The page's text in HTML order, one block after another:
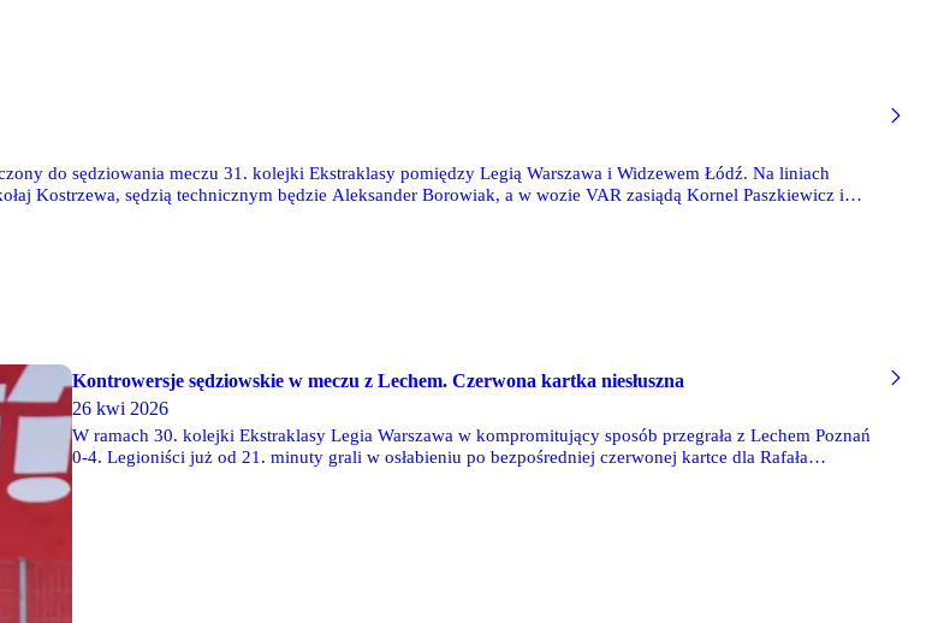
do sędziowania meczu 31. kolejki Ekstraklasy pomiędzy Legią Warszawa i Widzewem Łódź. Na liniach
Kostrzewa, sędzią technicznym będzie Aleksander Borowiak, a w wozie VAR zasiądą Kornel Paszkiewicz i
Kontrowersje sędziowskie w meczu z Lechem. Czerwona kartka niesłuszna
26 kwi 2026
W ramach 30. kolejki Ekstraklasy Legia Warszawa w kompromitujący sposób przegrała z Lechem Poznań
0-4. Legioniści już od 21. minuty grali w osłabieniu po bezpośredniej czerwonej kartce dla Rafała